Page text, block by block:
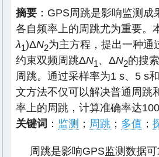
摘要 ：GPS周跳是影响监测
各自频率上的周跳尤为重要。
λ1)ΔN2为主方程，提出一种通
约束双频周跳ΔN1、ΔN2的搜
周跳。通过采样率为1 s、5 s
文方法不仅可以解决普通周跳
率上的周跳，计算准确率达
关键词 ： 监测 ； 周跳 ； 多值 ；
周跳是影响GPS监测数据